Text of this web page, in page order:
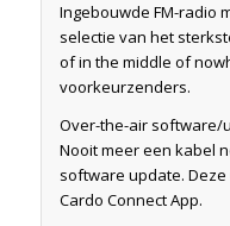
Ingebouwde FM-radio
selectie van het
of in the middle of
voorkeurzenders.
Over-the-air software/
Nooit meer een kabel
software update.
Cardo Connect App.